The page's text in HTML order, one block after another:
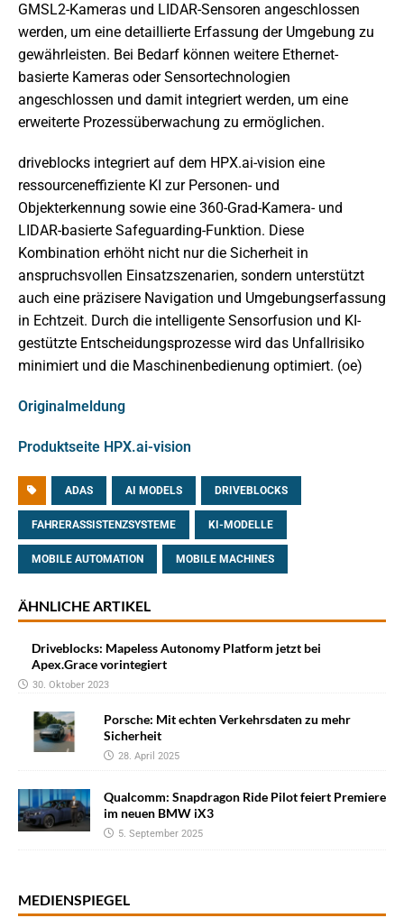
GMSL2-Kameras und LIDAR-Sensoren angeschlossen
werden, um eine detaillierte Erfassung der Umgebung zu
gewährleisten. Bei Bedarf können weitere Ethernet-
basierte Kameras oder Sensortechnologien
angeschlossen und damit integriert werden, um eine
erweiterte Prozessüberwachung zu ermöglichen.
driveblocks integriert auf dem HPX.ai-vision eine
ressourceneffiziente KI zur Personen- und
Objekterkennung sowie eine 360-Grad-Kamera- und
LIDAR-basierte Safeguarding-Funktion. Diese
Kombination erhöht nicht nur die Sicherheit in
anspruchsvollen Einsatzszenarien, sondern unterstützt
auch eine präzisere Navigation und Umgebungserfassung
in Echtzeit. Durch die intelligente Sensorfusion und KI-
gestützte Entscheidungsprozesse wird das Unfallrisiko
minimiert und die Maschinenbedienung optimiert. (oe)
Originalmeldung
Produktseite HPX.ai-vision
ADAS AI MODELS DRIVEBLOCKS
FAHRERASSISTENZSYSTEME KI-MODELLE
MOBILE AUTOMATION MOBILE MACHINES
ÄHNLICHE ARTIKEL
Driveblocks: Mapeless Autonomy Platform jetzt bei
Apex.Grace vorintegiert
30. Oktober 2023
Porsche: Mit echten Verkehrsdaten zu mehr
Sicherheit
28. April 2025
Qualcomm: Snapdragon Ride Pilot feiert Premiere
im neuen BMW iX3
5. September 2025
MEDIENSPIEGEL